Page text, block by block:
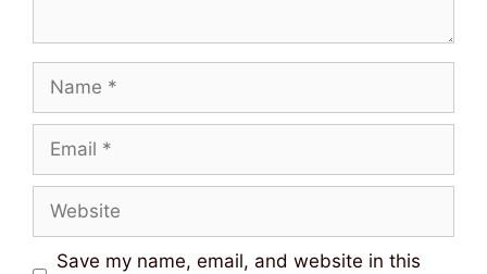
Name
Email
Website
Save my name, email, and website in this